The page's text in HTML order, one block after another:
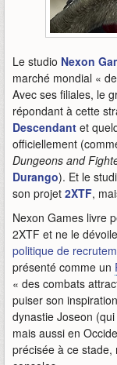
Le studio Nexon
marché mondial «
Avec ses filiales, le
répondant à cette
Descendant et
officiellement
Dungeons and
Durango). Et le
son projet 2XTF,
Nexon Games livre
2XTF et ne le
politique de
présenté comme un
« des combats
puiser son
dynastie Joseon
mais aussi en
précisée à ce stade,